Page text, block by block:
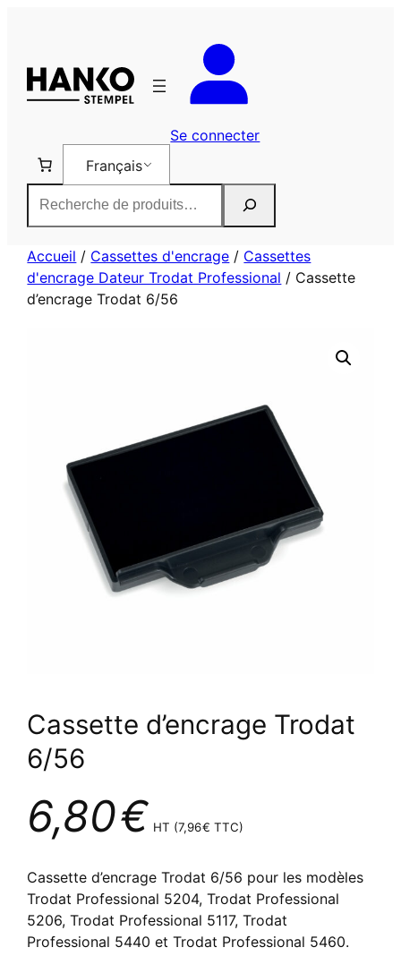
Se connecter
Français
Accueil / Cassettes d'encrage / Cassettes
d'encrage Dateur Trodat Professional / Cassette
d’encrage Trodat 6/56
Cassette d’encrage Trodat
6/56
6,80€ HT (7,96€ TTC)
Cassette d’encrage Trodat 6/56 pour les modèles
Trodat Professional 5204, Trodat Professional
5206, Trodat Professional 5117, Trodat
Professional 5440 et Trodat Professional 5460.